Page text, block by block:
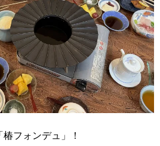
フォンデュ」！